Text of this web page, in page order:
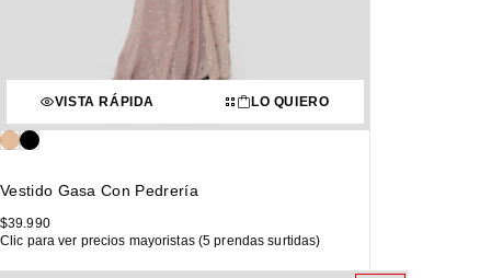
VISTA RÁPIDA LO QUIERO
Vestido Gasa Con Pedrería
$39.990
Clic para ver precios mayoristas (5 prendas surtidas)